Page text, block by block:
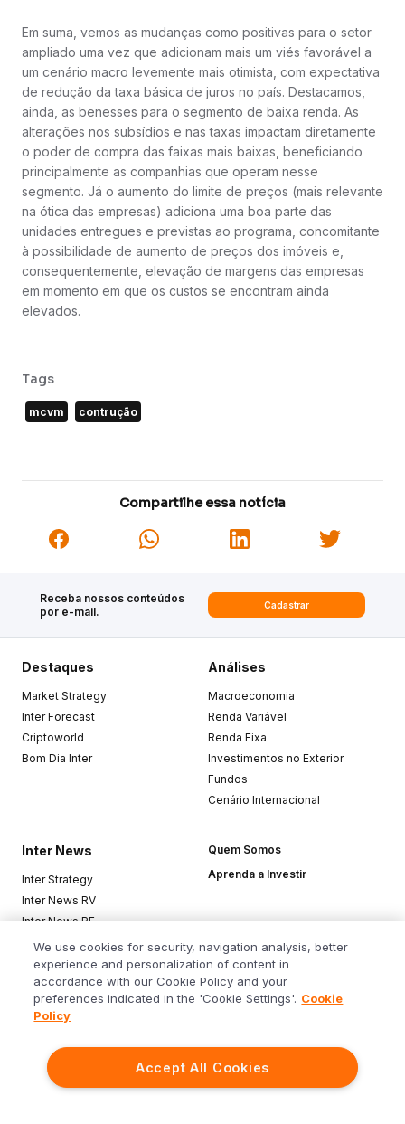
Em suma, vemos as mudanças como positivas para o setor
ampliado uma vez que adicionam mais um viés favorável a
um cenário macro levemente mais otimista, com expectativa
de redução da taxa básica de juros no país. Destacamos,
ainda, as benesses para o segmento de baixa renda. As
alterações nos subsídios e nas taxas impactam diretamente
o poder de compra das faixas mais baixas, beneficiando
principalmente as companhias que operam nesse
segmento. Já o aumento do limite de preços (mais relevante
na ótica das empresas) adiciona uma boa parte das
unidades entregues e previstas ao programa, concomitante
à possibilidade de aumento de preços dos imóveis e,
consequentemente, elevação de margens das empresas
em momento em que os custos se encontram ainda
elevados.
Tags
mcvm contrução
Compartilhe essa notícia
Receba nossos conteúdos
por e-mail.
Cadastrar
Siga o Inter
Destaques
Market Strategy
Inter Forecast
Criptoworld
Bom Dia Inter
Análises
Macroeconomia
Renda Variável
Renda Fixa
Investimentos no Exterior
Fundos
Cenário Internacional
Inter News
Inter Strategy
Inter News RV
Inter News RF
Top Funds
Quem Somos
Aprenda a Investir
Baixe o app
We use cookies for security, navigation analysis, better
experience and personalization of content in
accordance with our Cookie Policy and your
preferences indicated in the 'Cookie Settings'. Cookie
Policy
Accept All Cookies